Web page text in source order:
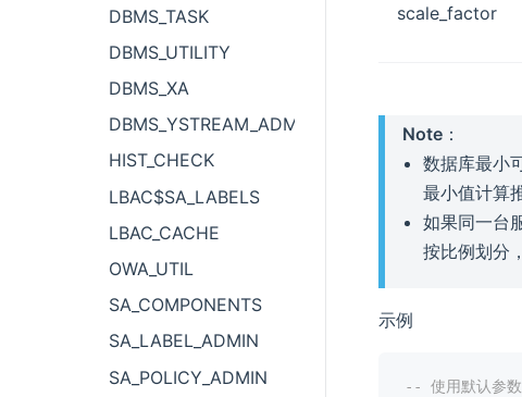
DBMS_TASK
DBMS_UTILITY
DBMS_XA
DBMS_YSTREAM_ADM
HIST_CHECK
LBAC$SA_LABELS
LBAC_CACHE
OWA_UTIL
SA_COMPONENTS
SA_LABEL_ADMIN
SA_POLICY_ADMIN
scale_factor
Note ：
数据库最小
最小值计算
如果同一台
按比例划分
示例
-- 使用默认参数